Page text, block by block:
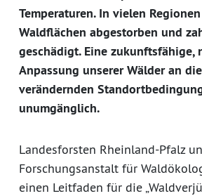
Temperaturen. In vielen
Waldflächen abgestorben und
geschädigt. Eine zukunftsfähige,
Anpassung unserer Wälder an
verändernden
unumgänglich.
Landesforsten Rheinland-Pfalz
Forschungsanstalt für
einen Leitfaden für die